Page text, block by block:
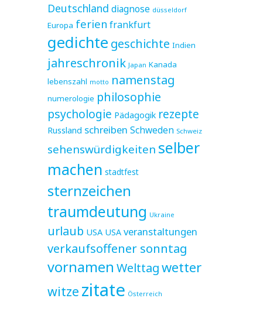
Deutschland diagnose düsseldorf
Europa ferien frankfurt
gedichte geschichte Indien
jahreschronik Japan Kanada
lebenszahl motto namenstag
numerologie philosophie
psychologie Pädagogik rezepte
Russland schreiben Schweden Schweiz
sehenswürdigkeiten selber
machen stadtfest
sternzeichen
traumdeutung Ukraine
urlaub USA USA veranstaltungen
verkaufsoffener sonntag
vornamen Welttagwetter
witze zitate Österreich